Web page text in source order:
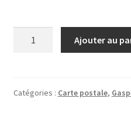
-
Ajouter au
Catégories : Carte postale,